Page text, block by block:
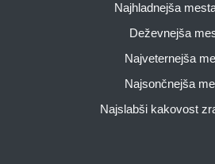
Najhladnejša
Deževnejša
Najveternejša
Najsončnejša
Najslabši kakovost